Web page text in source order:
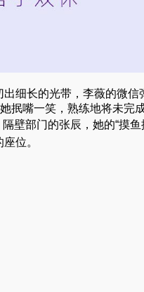
细长的光带，李薇的微信
抿嘴一笑，熟练地将未完
壁部门的张辰，她的“摸鱼
位。